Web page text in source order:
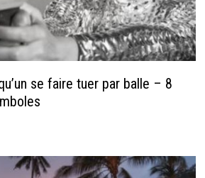
se faire tuer par balle – 8